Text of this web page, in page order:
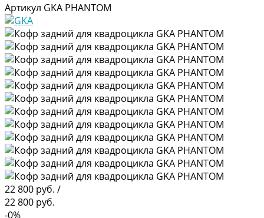
Артикул GKA PHANTOM
22 800 руб. /
22 800 руб.
-0%